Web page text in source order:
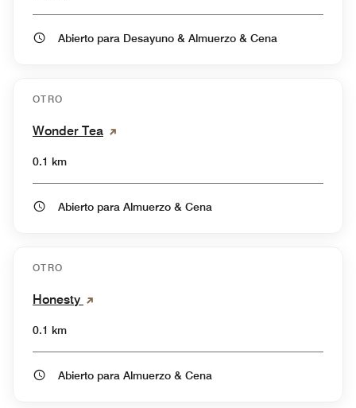
Abierto para Desayuno & Almuerzo & Cena
OTRO
Wonder Tea
0.1 km
Abierto para Almuerzo & Cena
OTRO
Honesty
0.1 km
Abierto para Almuerzo & Cena